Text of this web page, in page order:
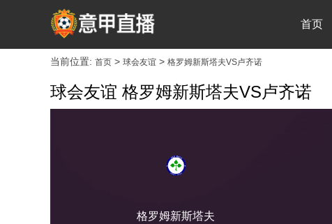
首页
当前位置: 首页 > 球会友谊 > 格罗姆新斯塔夫VS卢齐诺
球会友谊 格罗姆新斯塔夫VS卢齐诺
格罗姆新斯塔夫